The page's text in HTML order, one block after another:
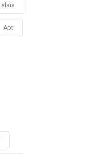
alsia
Apt